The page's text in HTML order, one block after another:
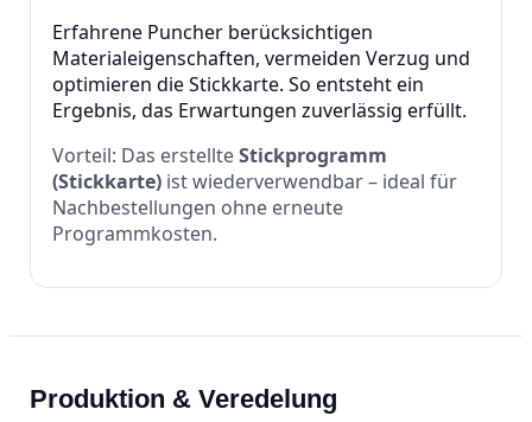
Erfahrene Puncher berücksichtigen
Materialeigenschaften, vermeiden Verzug und
optimieren die Stickkarte. So entsteht ein
Ergebnis, das Erwartungen zuverlässig erfüllt.
Vorteil: Das erstellteStickprogramm
(Stickkarte) ist wiederverwendbar – ideal für
Nachbestellungen ohne erneute
Programmkosten.
Produktion & Veredelung